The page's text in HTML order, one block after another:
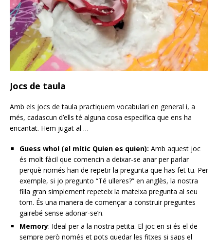
Jocs de taula
Amb els jocs de taula practiquem vocabulari en general i, a
més, cadascun d’ells té alguna cosa específica que ens ha
encantat. Hem jugat al …
Guess who! (el mític Quien es quien): Amb aquest joc
és molt fàcil que comencin a deixar-se anar per parlar
perquè només han de repetir la pregunta que has fet tu. Per
exemple, si jo pregunto “Té ulleres?” en anglès, la nostra
filla gran simplement repeteix la mateixa pregunta al seu
torn. És una manera de començar a construir preguntes
gairebé sense adonar-se’n.
Memory: Ideal per a la nostra petita. El joc en si és el de
sempre però només et pots quedar les fitxes si saps el